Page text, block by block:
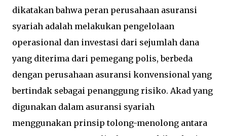
dikatakan bahwa peran perusahaan asuransi
syariah adalah melakukan pengelolaan
operasional dan investasi dari sejumlah dana
yang diterima dari pemegang polis, berbeda
dengan perusahaan asuransi konvensional yang
bertindak sebagai penanggung risiko. Akad yang
digunakan dalam asuransi syariah
menggunakan prinsip tolong-menolong antara